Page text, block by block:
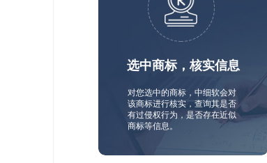
选中商标，核实信息
对您选中的商标，中细软会对
该商标进行核实，查询其是否
有过侵权行为，是否存在近似
商标等信息。